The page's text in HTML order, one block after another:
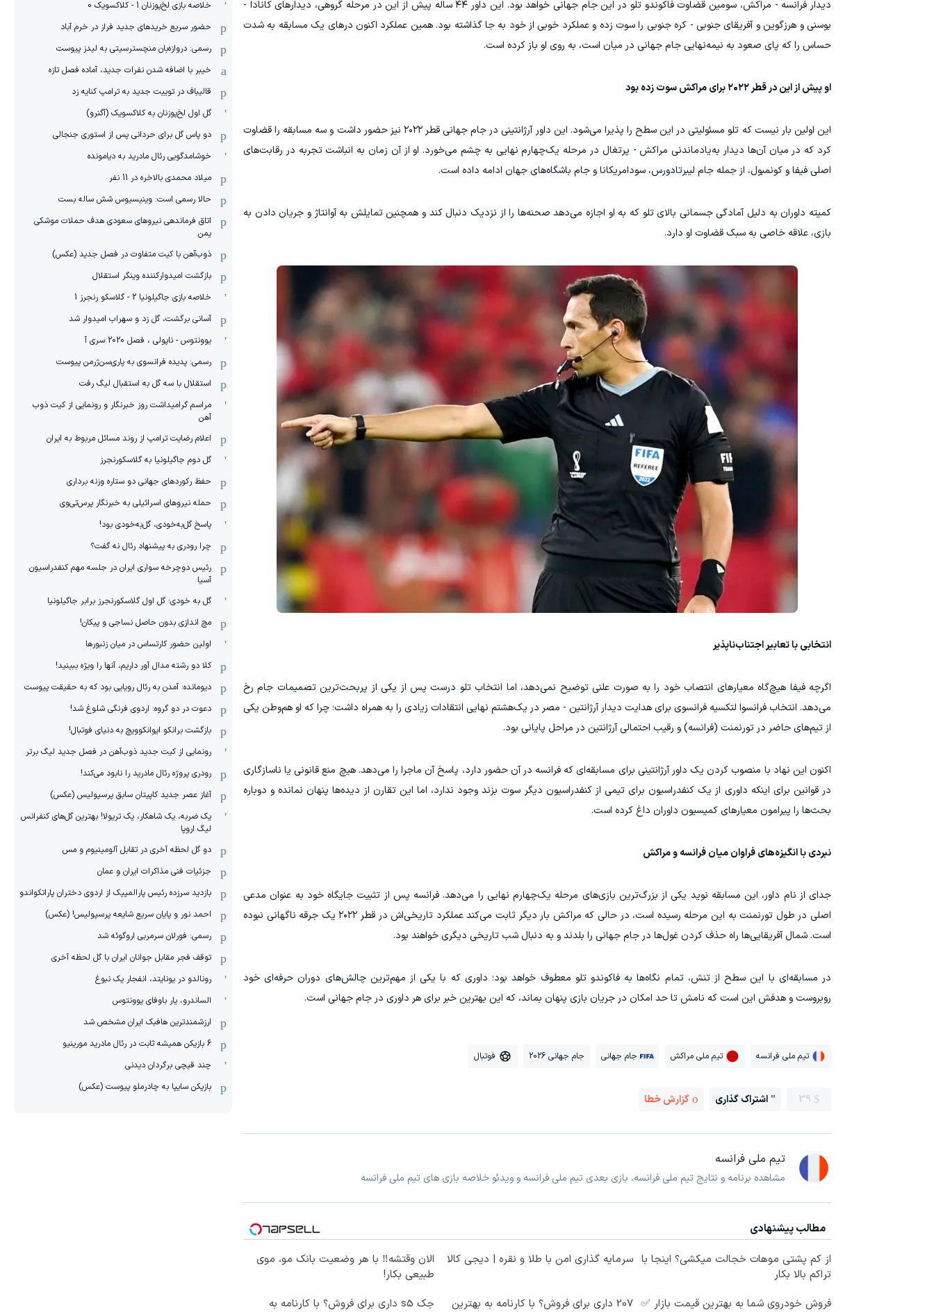
دیدار فرانسه - مراکش، سومین قضاوت فاکوندو تلو در این جام جهانی خواهد بود. این داور ۴۴ ساله پیش از این در مرحله گروهی، دیدارهای کانادا -
بوسنی و هرزگوین و آفریقای جنوبی - کره جنوبی را سوت زده و عملکرد خوبی از خود به جا گذاشته بود. همین عملکرد اکنون درهای یک مسابقه به شدت
حساس را که پای صعود به نیمه‌نهایی جام جهانی در میان است، به روی او باز کرده است.
او پیش از این در قطر ۲۰۲۲ برای مراکش سوت زده بود
این اولین بار نیست که تلو مسئولیتی در این سطح را پذیرا می‌شود. این داور آرژانتینی در جام جهانی قطر ۲۰۲۲ نیز حضور داشت و سه مسابقه را قضاوت
کرد که در میان آن‌ها دیدار به‌یادماندنی مراکش - پرتغال در مرحله یک‌چهارم نهایی به چشم می‌خورد. او از آن زمان به انباشت تجربه در رقابت‌های
اصلی فیفا و کونمبول، از جمله جام لیبرتادورس، سودامریکانا و جام باشگاه‌های جهان ادامه داده است.
کمیته داوران به دلیل آمادگی جسمانی بالای تلو که به او اجازه می‌دهد صحنه‌ها را از نزدیک دنبال کند و همچنین تمایلش به آوانتاژ و جریان دادن به
بازی، علاقه خاصی به سبک قضاوت او دارد.
انتخابی با تعابیر اجتناب‌ناپذیر
اگرچه فیفا هیچ‌گاه معیارهای انتصاب خود را به صورت علنی توضیح نمی‌دهد، اما انتخاب تلو درست پس از یکی از پربحث‌ترین تصمیمات جام رخ
می‌دهد. انتخاب فرانسوا لتکسیه فرانسوی برای هدایت دیدار آرژانتین - مصر در یک‌هشتم نهایی انتقادات زیادی را به همراه داشت؛ چرا که او هم‌وطن یکی
از تیم‌های حاضر در تورنمنت (فرانسه) و رقیب احتمالی آرژانتین در مراحل پایانی بود.
اکنون این نهاد با منصوب کردن یک داور آرژانتینی برای مسابقه‌ای که فرانسه در آن حضور دارد، پاسخ آن ماجرا را می‌دهد. هیچ منع قانونی یا ناسازگاری
در قوانین برای اینکه داوری از یک کنفدراسیون برای تیمی از کنفدراسیون دیگر سوت بزند وجود ندارد، اما این تقارن از دیده‌ها پنهان نمانده و دوباره
بحث‌ها را پیرامون معیارهای کمیسیون داوران داغ کرده است.
نبردی با انگیزه‌های فراوان میان فرانسه و مراکش
جدای از نام داور، این مسابقه نوید یکی از بزرگ‌ترین بازی‌های مرحله یک‌چهارم نهایی را می‌دهد. فرانسه پس از تثبیت جایگاه خود به عنوان مدعی
اصلی در طول تورنمنت به این مرحله رسیده است، در حالی که مراکش بار دیگر ثابت می‌کند عملکرد تاریخی‌اش در قطر ۲۰۲۲ یک جرقه ناگهانی نبوده
است. شمال آفریقایی‌ها راه حذف کردن غول‌ها در جام جهانی را بلدند و به دنبال شب تاریخی دیگری خواهند بود.
در مسابقه‌ای با این سطح از تنش، تمام نگاه‌ها به فاکوندو تلو معطوف خواهد بود؛ داوری که با یکی از مهم‌ترین چالش‌های دوران حرفه‌ای خود
روبروست و هدفش این است که نامش تا حد امکان در جریان بازی پنهان بماند، که این بهترین خبر برای هر داوری در جام جهانی است.
تیم ملی فرانسه تیم ملی مراکش جام جهانی جام جهانی 2026 فوتبال
39 اشتراک گذاری گزارش خطا
تیم ملی فرانسه
مشاهده برنامه و نتایج تیم ملی فرانسه، بازی بعدی تیم ملی فرانسه و ویدئو خلاصه بازی های تیم ملی فرانسه
مطالب پیشنهادی
از کم پشتی موهات خجالت میکشی؟ اینجا با
تراکم بالا بکار
سرمایه گذاری امن با طلا و نقره | دیجی کالا
الان وقتشه‼️ با هر وضعیت بانک مو، موی
طبیعی بکار!
فروش خودروی شما به بهترین قیمت بازار ✅
207 داری برای فروش؟ با کارنامه به بهترین
جک s5 داری برای فروش؟ با کارنامه به
خلاصه بازی لخ‌پوزنان 1 - کلاکسویک 0
حضور سریع خریدهای جدید فراز در خرم آباد
رسمی: دروازه‌بان منچسترسیتی به لیدز پیوست
خیبر با اضافه شدن نفرات جدید، آماده فصل تازه
قالیباف در توییت جدید به ترامپ کنایه زد
گل اول لخ‌پوزنان به کلاکسویک (آگنرو)
دو پاس گل برای حردانی پس از استوری جنجالی
خوشامدگویی رئال مادرید به دیامونده
میلاد محمدی بالاخره در 11 نفر
حالا رسمی است: وینیسیوس شش ساله بست
اتاق فرماندهی نیروهای سعودی هدف حملات موشکی
یمن
ذوب‌آهن با کیت متفاوت در فصل جدید (عکس)
بازگشت امیدوارکننده وینگر استقلال
خلاصه بازی جاگیلونیا 2 - گلاسکو رنجرز 1
آسانی برگشت، گل زد و سهراب امیدوار شد
یوونتوس - ناپولی ، فصل 2020 سری آ
رسمی: پدیده فرانسوی به پاری‌سن‌ژرمن پیوست
استقلال با سه گل به استقبال لیگ رفت
مراسم گرامیداشت روز خبرنگار و رونمایی از کیت ذوب
آهن
اعلام رضایت ترامپ از روند مسائل مربوط به ایران
گل دوم جاگیلونیا به گلاسکورنجرز
حفظ رکوردهای جهانی دو ستاره وزنه برداری
حمله نیروهای اسرائیلی به خبرنگار پرس‌تی‌وی
پاسخ گل‌به‌خودی، گل‌به‌خودی بود!
چرا رودری به پیشنهاد رئال نه گفت؟
رئیس دوچرخه سواری ایران در جلسه مهم کنفدراسیون
آسیا
گل به خودی؛ گل اول گلاسکورنجرز برابر جاگیلونیا
مچ اندازی بدون حاصل نساجی و پیکان!
اولین حضور کارتساس در میان زنبورها
کلا دو‌ رشته مدال آور داریم، آنها را ویژه ببینید!
دیومانده: آمدن به رئال رویایی بود که به حقیقت پیوست
دعوت در دو گروه: اردوی فرنگی شلوغ شد!
بازگشت برانکو ایوانکوویچ به دنیای فوتبال!
رونمایی از کیت جدید ذوب‌آهن در فصل جدید لیگ برتر
رودری پروژه رئال مادرید را نابود می‌کند!
آغاز عصر جدید کاپیتان سابق پرسپولیس (عکس)
یک ضربه، یک شاهکار، یک تریولا! بهترین گل‌های کنفرانس
لیگ اروپا
دو گل لحظه آخری در تقابل آلومینیوم و مس
جزئیات فنی مذاکرات ایران و عمان
بازدید سرزده رئیس پارالمپیک از اردوی دختران پاراتکواندو
احمد نور و پایان سریع شایعه پرسپولیس! (عکس)
رسمی: فورلان سرمربی اروگوئه شد
توقف فجر مقابل جوانان ایران با گل لحظه آخری
رونالدو در یونایتد، انفجار یک نبوغ
الساندرو، یار باوفای یوونتوس
ارزشمندترین هافبک ایران مشخص شد
6 بازیکن همیشه ثابت در رئال مادرید مورینیو
چند قیچی برگردان دیدنی
بازیکن سایپا به چادرملو پیوست (عکس)